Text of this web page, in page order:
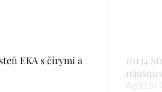
EKA s čírymi a
10134